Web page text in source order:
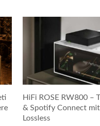
HiFi ROSE RW800 –
& Spotify Connect
Lossless